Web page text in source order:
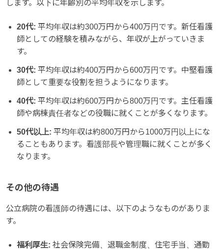
します。以下に年齢別の平均年収を示します。
20代: 平均年収は約300万円から400万円です。新任看護
師としての経験を積みながら、年収が上がっていきま
す。
30代: 平均年収は約400万円から600万円です。中堅看護
師として重要な役割を担うようになります。
40代: 平均年収は約600万円から800万円です。主任看護
師や病棟責任者などの役職に就くことが多くなります。
50代以上: 平均年収は約800万円から1000万円以上にな
ることもあります。看護部長や管理職に就くことが多く
なります。
その他の待遇
公立病院の看護師の待遇には、以下のようなものがありま
す。
福利厚生: 社会保険完備、退職金制度、住宅手当、通勤